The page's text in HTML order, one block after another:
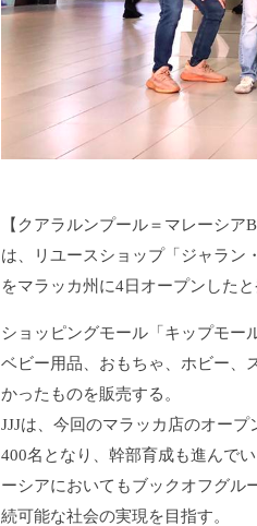
【クアラルンプール＝マレーシ
は 、リユースショップ「ジャラン
をマラッカ州に4日オープンしたと
ショッピングモール「キップモー
ベビー用品、おもちゃ、ホビー、
かったものを販売する。
JJJは、今回のマラッカ店のオープ
400名となり、幹部育成も進んでい
ーシアにおいてもブックオフグル
続可能な社会の実現を目指す。